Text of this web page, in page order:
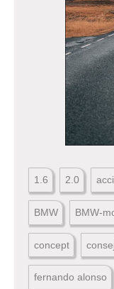
1.6 2.0
BMW BMW-
concept
fernando alonso